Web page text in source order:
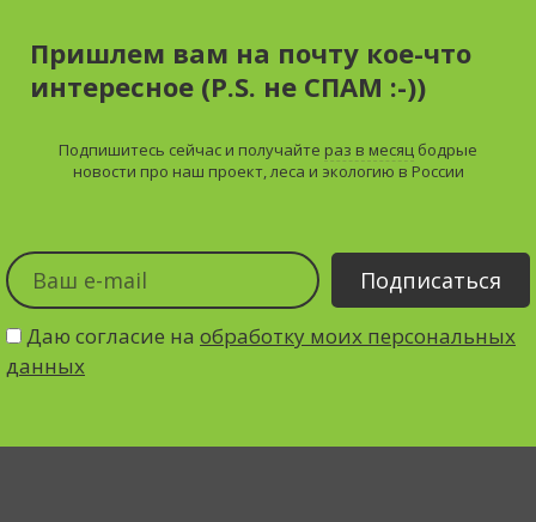
Пришлем вам на почту кое-что
интересное (P.S. не СПАМ :-))
Подпишитесь сейчас и получайте раз в месяц бодрые
новости про наш проект, леса и экологию в России
Даю согласие на обработку моих персональных
данных